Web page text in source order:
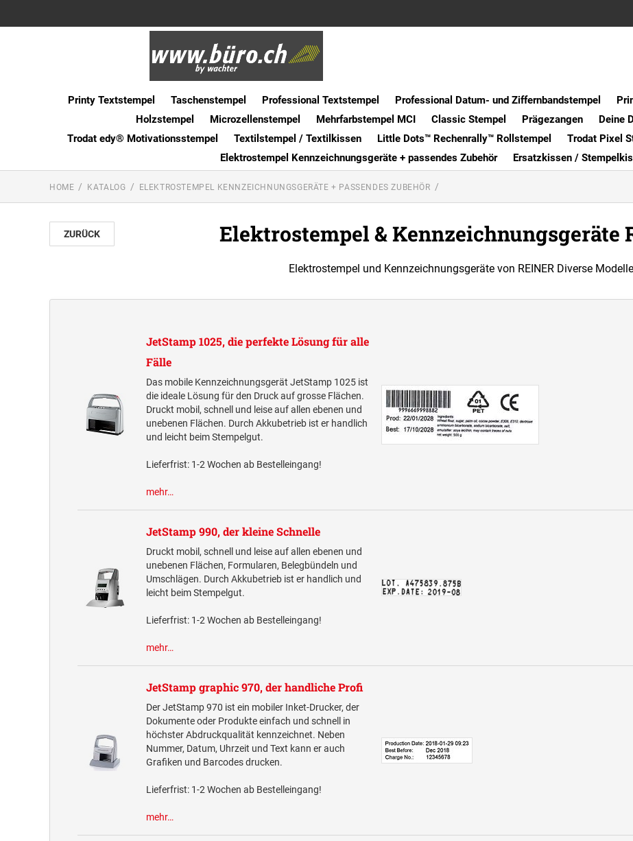
Printy Textstempel Taschenstempel Professional Textstempel Professional Datum- und Ziffernbandstempel
Holzstempel
Microzellenstempel Mehrfarbstempel MCI Classic Stempel Prägezangen Deine
Trodat edy® Motivationsstempel
Textilstempel / Textilkissen Little Dots™ Rechenrally™ Rollstempel Trodat Pixel
Elektrostempel Kennzeichnungsgeräte + passendes Zubehör
Ersatzkissen /
HOME KATALOG ELEKTROSTEMPEL KENNZEICHNUNGSGERÄTE + PASSENDES ZUBEHÖR
ZURÜCK Elektrostempel & Kennzeichnungsgeräte
Elektrostempel und Kennzeichnungsgeräte von REINER Diverse Modelle
JetStamp 1025, die perfekte Lösung für alle
Fälle
Das mobile Kennzeichnungsgerät JetStamp 1025 ist
die ideale Lösung für den Druck auf grosse Flächen.
Druckt mobil, schnell und leise auf allen ebenen und
unebenen Flächen. Durch Akkubetrieb ist er handlich
und leicht beim Stempelgut.
Lieferfrist: 1-2 Wochen ab Bestelleingang!
mehr…
JetStamp 990, der kleine Schnelle
Druckt mobil, schnell und leise auf allen ebenen und
unebenen Flächen, Formularen, Belegbündeln und
Umschlägen. Durch Akkubetrieb ist er handlich und
leicht beim Stempelgut.
Lieferfrist: 1-2 Wochen ab Bestelleingang!
mehr…
JetStamp graphic 970, der handliche Profi
Der JetStamp 970 ist ein mobiler Inket-Drucker, der
Dokumente oder Produkte einfach und schnell in
höchster Abdruckqualität kennzeichnet. Neben
Nummer, Datum, Uhrzeit und Text kann er auch
Grafiken und Barcodes drucken.
Lieferfrist: 1-2 Wochen ab Bestelleingang!
mehr…